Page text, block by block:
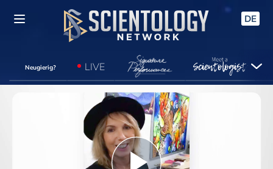
DE
Neugierig? LIVE